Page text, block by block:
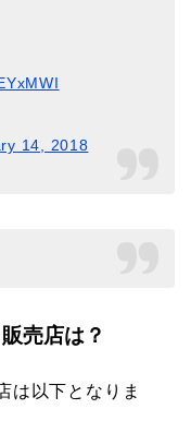
14, 2018
売店は？
は以下となりま